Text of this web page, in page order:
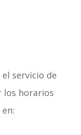
servicio de
los horarios